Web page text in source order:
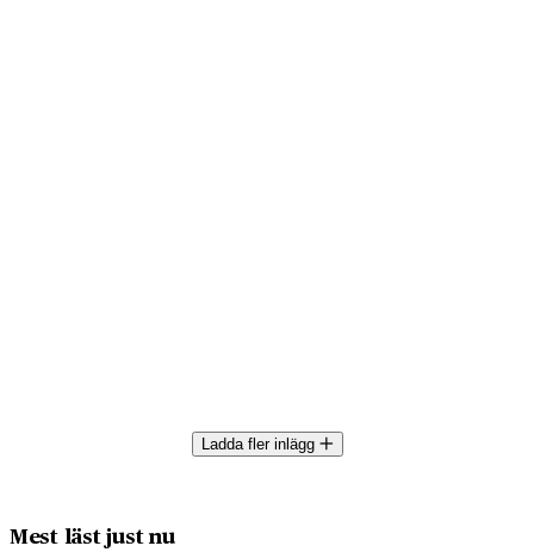
Ladda fler inlägg
Mest läst just nu